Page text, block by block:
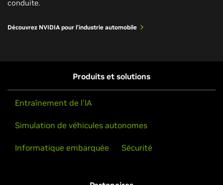
conduite.
Découvrez NVIDIA pour l’industrie automobile
Produits et solutions
Entraînement de l'IA
Simulation de véhicules autonomes
Informatique embarquée Sécurité